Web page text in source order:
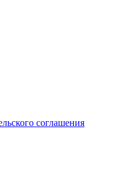
соглашения